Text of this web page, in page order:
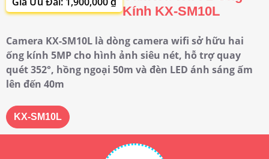
Kính KX-SM10L
Camera KX-SM10L là dòng camera wifi sở hữu hai
ống kính 5MP cho hình ảnh siêu nét, hỗ trợ quay
quét 352°, hồng ngoại 50m và đèn LED ánh sáng ấm
lên đến 40m
KX-SM10L